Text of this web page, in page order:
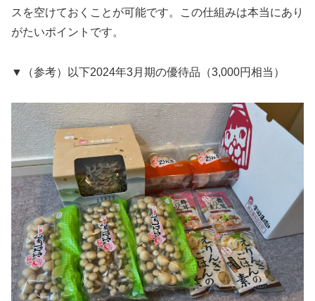
スを空けておくことが可能です。この仕組みは本当にあり
がたいポイントです。
▼（参考）以下2024年3月期の優待品（3,000円相当）